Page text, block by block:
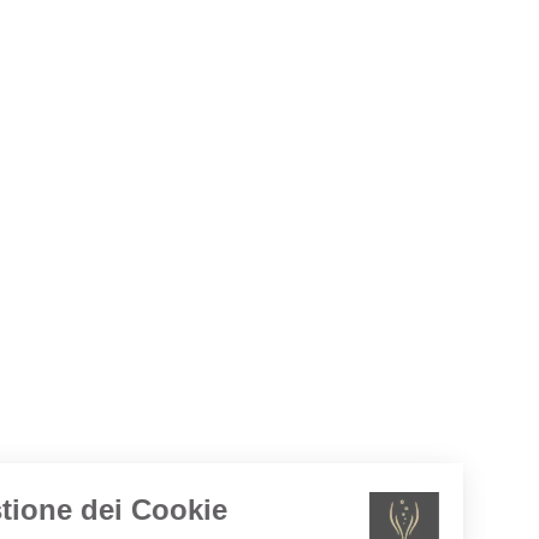
Gestione dei Cookie